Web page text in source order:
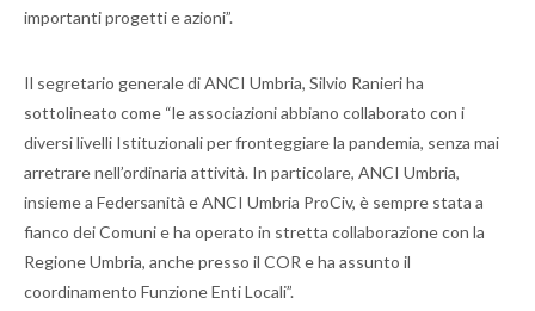
importanti progetti e azioni”.
Il segretario generale di ANCI Umbria, Silvio Ranieri ha
sottolineato come “le associazioni abbiano collaborato con i
diversi livelli Istituzionali per fronteggiare la pandemia, senza mai
arretrare nell’ordinaria attività. In particolare, ANCI Umbria,
insieme a Federsanità e ANCI Umbria ProCiv, è sempre stata a
fianco dei Comuni e ha operato in stretta collaborazione con la
Regione Umbria, anche presso il COR e ha assunto il
coordinamento Funzione Enti Locali”.